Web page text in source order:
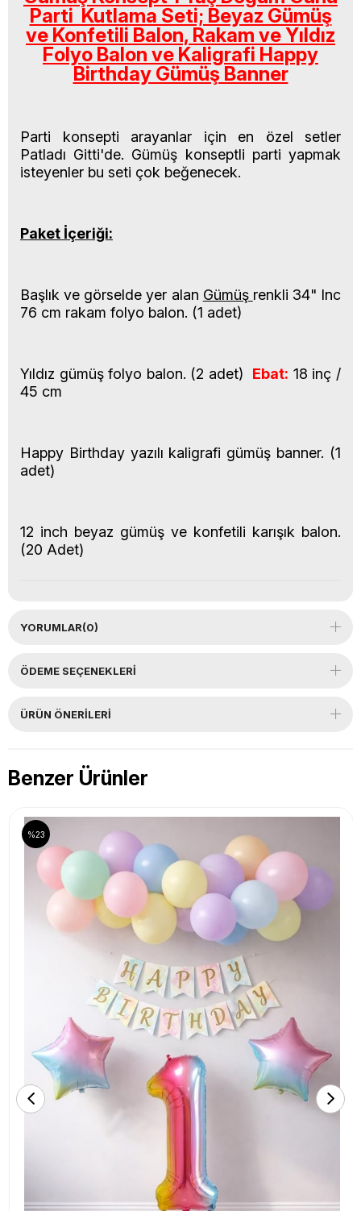
Parti Kutlama Seti; Beyaz Gümüş
ve Konfetili Balon, Rakam ve Yıldız
Folyo Balon ve Kaligrafi Happy
Birthday Gümüş Banner
Parti konsepti arayanlar için en özel setler
Patladı Gitti'de. Gümüş konseptli parti yapmak
isteyenler bu seti çok beğenecek.
Paket İçeriği:
Başlık ve görselde yer alan Gümüş renkli 34" Inc
76 cm rakam folyo balon. (1 adet)
Yıldız gümüş folyo balon. (2 adet) Ebat: 18 inç /
45 cm
Happy Birthday yazılı kaligrafi gümüş banner. (1
adet)
12 inch beyaz gümüş ve konfetili karışık balon.
(20 Adet)
YORUMLAR(0)
ÖDEME SEÇENEKLERI
ÜRÜN ÖNERILERI
Benzer Ürünler
%23